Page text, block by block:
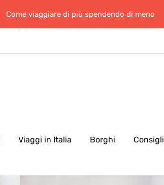
Come viaggiare di più spendendo di meno
Viaggi in Italia Borghi Consigli